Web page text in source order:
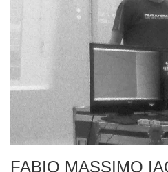
FABIO MASSIMO